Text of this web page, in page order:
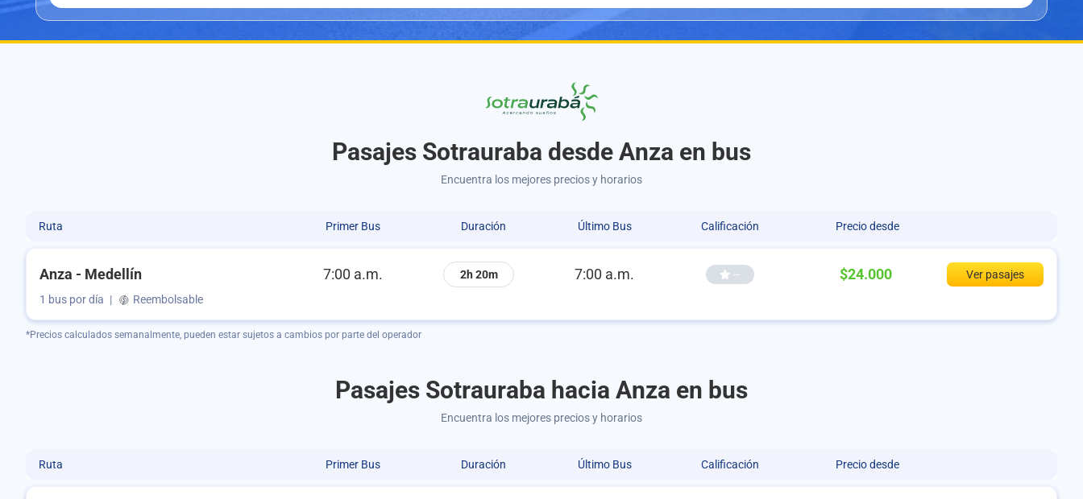
Pasajes Sotrauraba desde Anza en bus
Encuentra los mejores precios y horarios
Ruta Primer Bus Duración Último Bus Calificación Precio desde
Anza - Medellín 7:00 a.m. 2h 20m 7:00 a.m. -- $24.000
Ver pasajes
1 bus por día | Reembolsable
*Precios calculados semanalmente, pueden estar sujetos a cambios por parte del operador
Pasajes Sotrauraba hacia Anza en bus
Encuentra los mejores precios y horarios
Ruta Primer Bus Duración Último Bus Calificación Precio desde